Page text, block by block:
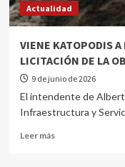
Actualidad
VIENE KATOPODIS A
LICITACIÓN DE LA
9 de junio de 2026
El intendente de
Infraestructura y
Leer más